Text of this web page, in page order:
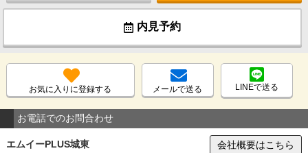
内見予約
お気に入りに登録する メールで送る LINEで送る
お電話でのお問合わせ
エムイーPLUS城東 会社概要はこちら